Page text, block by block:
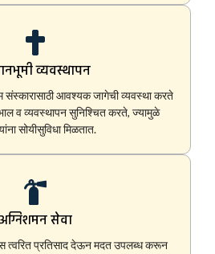
व्यवस्थापन
संस्कारासाठी आवश्यक जागेची व्यवस्था करते
व व्यवस्थापन सुनिश्चित करते, ज्यामुळे
सोयीसुविधा मिळतात.
अग्निशमन सेवा
त्वरित प्रतिसाद देऊन मदत उपलब्ध करून